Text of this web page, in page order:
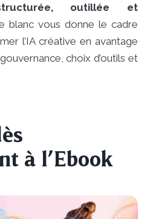
outillée et
blanc vous donne le cadre
l’IA créative en avantage
choix d’outils et
à l’Ebook